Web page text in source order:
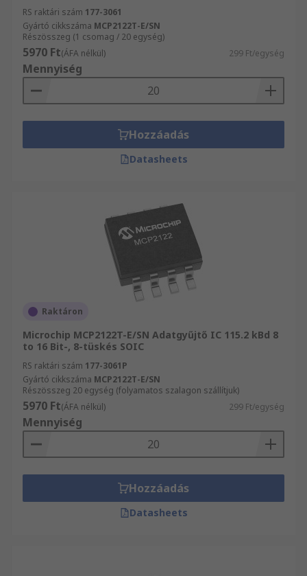
RS raktári szám 177-3061
Gyártó cikkszáma MCP2122T-E/SN
Részösszeg (1 csomag / 20 egység)
5970 Ft(ÁFA nélkül) 299 Ft/egység
Mennyiség
Hozzáadás
Datasheets
Raktáron
Microchip MCP2122T-E/SN Adatgyűjtő IC 115.2 kBd 8
to 16 Bit-, 8-tüskés SOIC
RS raktári szám 177-3061P
Gyártó cikkszáma MCP2122T-E/SN
Részösszeg 20 egység (folyamatos szalagon szállítjuk)
5970 Ft(ÁFA nélkül) 299 Ft/egység
Mennyiség
Hozzáadás
Datasheets